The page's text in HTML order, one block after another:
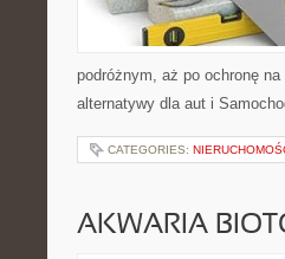
podróżnym, aż po ochronę
alternatywy dla aut i
CATEGORIES:
AKWARIA